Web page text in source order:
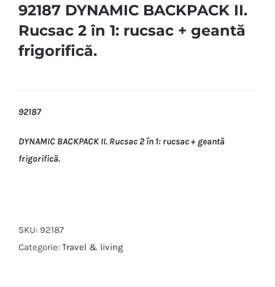
92187 DYNAMIC BACKPACK II.
Rucsac 2 în 1: rucsac + geantă
frigorifică.
92187
DYNAMIC BACKPACK II. Rucsac 2 în 1: rucsac + geantă
frigorifică.
SKU: 92187
Categorie: Travel & living